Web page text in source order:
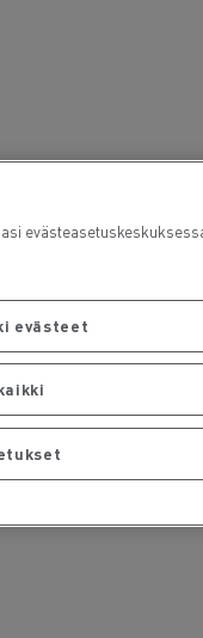
evästeet